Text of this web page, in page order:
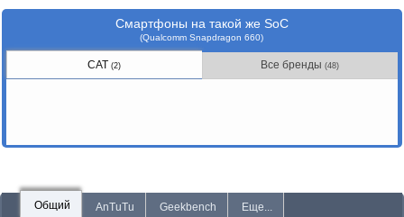
Смартфоны на такой же SoC
(Qualcomm Snapdragon 660)
CAT(2) Все бренды(48)
Общий AnTuTu Geekbench Еще...